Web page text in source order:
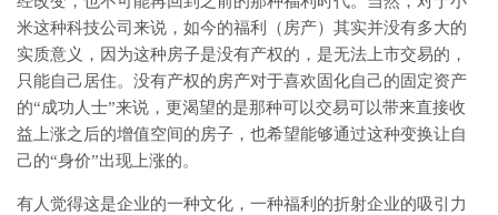
米这种科技公司来说，如今的福利（房产）其实并没有多大的
实质意义，因为这种房子是没有产权的，是无法上市交易的，
只能自己居住。没有产权的房产对于喜欢固化自己的固定资产
的“成功人士”来说，更渴望的是那种可以交易可以带来直接收
益上涨之后的增值空间的房子，也希望能够通过这种变换让自
己的“身价”出现上涨的。
有人觉得这是企业的一种文化，一种福利的折射企业的吸引力